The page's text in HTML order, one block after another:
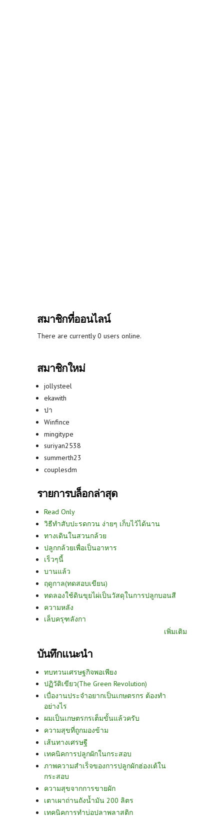
สมาชิกที่ออนไลน์
There are currently 0 users online.
สมาชิกใหม่
jollysteel
ekawith
ปา
Winfince
mingitype
suriyan2538
summerth23
couplesdm
รายการบล็อกล่าสุด
Read Only
วิธีทำสับปะรดกวน ง่ายๆ เก็บไว้ได้นาน
ทางเดินในสวนกล้วย
ปลูกกล้วยเพื่อเป็นอาหาร
เร็วๆนี้
บานแล้ว
ฤดูกาล(ทดสอบเขียน)
ทดลองใช้ดินขุยไผ่เป็นวัสดุในการปลูกบอนสี
ความหลัง
เล็บครุฑลังกา
เพิ่มเติม
บันทึกแนะนำ
ทบทวนเศรษฐกิจพอเพียง
ปฏิวัติเขียว(The Green Revolution)
เบื่องานประจำอยากเป็นเกษตรกร ต้องทำ
อย่างไร
ผมเป็นเกษตรกรเต็มขั้นแล้วครับ
ความสุขที่ถูกมองข้าม
เส้นทางเศรษฐี
เทคนิคการปลูกผักในกระสอบ
ภาพความสำเร็จของการปลูกผักฮ่องเต้ใน
กระสอบ
ความสุขจากการขายผัก
เตาเผาถ่านถังน้ำมัน 200 ลิตร
เทคนิคการทำบ่อปลาพลาสติก